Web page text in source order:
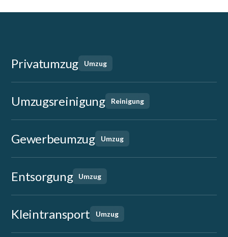
Privatumzug Umzug
Umzugsreinigung Reinigung
Gewerbeumzug Umzug
Entsorgung Umzug
Kleintransport Umzug